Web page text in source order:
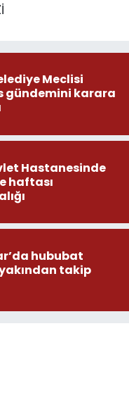
Meclisi
gündemini karara
Hastanesinde
haftası
hububat
takip